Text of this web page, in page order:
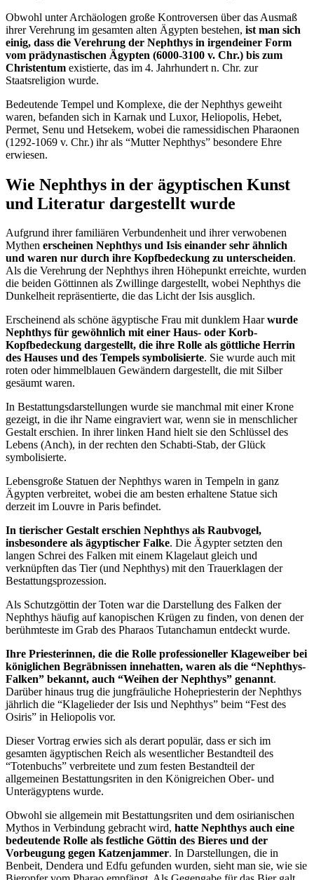
Obwohl unter Archäologen große Kontroversen über das Ausmaß
ihrer Verehrung im gesamten alten Ägypten bestehen, ist man sich
einig, dass die Verehrung der Nephthys in irgendeiner Form
vom prädynastischen Ägypten (6000-3100 v. Chr.) bis zum
Christentum existierte, das im 4. Jahrhundert n. Chr. zur
Staatsreligion wurde.
Bedeutende Tempel und Komplexe, die der Nephthys geweiht
waren, befanden sich in Karnak und Luxor, Heliopolis, Hebet,
Permet, Senu und Hetsekem, wobei die ramessidischen Pharaonen
(1292-1069 v. Chr.) ihr als “Mutter Nephthys” besondere Ehre
erwiesen.
Wie Nephthys in der ägyptischen Kunst
und Literatur dargestellt wurde
Aufgrund ihrer familiären Verbundenheit und ihrer verwobenen
Mythen erscheinen Nephthys und Isis einander sehr ähnlich
und waren nur durch ihre Kopfbedeckung zu unterscheiden.
Als die Verehrung der Nephthys ihren Höhepunkt erreichte, wurden
die beiden Göttinnen als Zwillinge dargestellt, wobei Nephthys die
Dunkelheit repräsentierte, die das Licht der Isis ausglich.
Erscheinend als schöne ägyptische Frau mit dunklem Haarwurde
Nephthys für gewöhnlich mit einer Haus- oder Korb-
Kopfbedeckung dargestellt, die ihre Rolle als göttliche Herrin
des Hauses und des Tempels symbolisierte. Sie wurde auch mit
roten oder himmelblauen Gewändern dargestellt, die mit Silber
gesäumt waren.
In Bestattungsdarstellungen wurde sie manchmal mit einer Krone
gezeigt, in die ihr Name eingraviert war, wenn sie in menschlicher
Gestalt erschien. In ihrer linken Hand hielt sie den Schlüssel des
Lebens (Anch), in der rechten den Schabti-Stab, der Glück
symbolisierte.
Lebensgroße Statuen der Nephthys waren in Tempeln in ganz
Ägypten verbreitet, wobei die am besten erhaltene Statue sich
derzeit im Louvre in Paris befindet.
In tierischer Gestalt erschien Nephthys als Raubvogel,
insbesondere als ägyptischer Falke. Die Ägypter setzten den
langen Schrei des Falken mit einem Klagelaut gleich und
verknüpften das Tier (und Nephthys) mit den Trauerklagen der
Bestattungsprozession.
Als Schutzgöttin der Toten war die Darstellung des Falken der
Nephthys häufig auf kanopischen Krügen zu finden, von denen der
berühmteste im Grab des Pharaos Tutanchamun entdeckt wurde.
Ihre Priesterinnen, die die Rolle professioneller Klageweiber bei
königlichen Begräbnissen innehatten, waren als die “Nephthys-
Falken” bekannt, auch “Weihen der Nephthys” genannt.
Darüber hinaus trug die jungfräuliche Hohepriesterin der Nephthys
jährlich die “Klagelieder der Isis und Nephthys” beim “Fest des
Osiris” in Heliopolis vor.
Dieser Vortrag erwies sich als derart populär, dass er sich im
gesamten ägyptischen Reich als wesentlicher Bestandteil des
“Totenbuchs” verbreitete und zum festen Bestandteil der
allgemeinen Bestattungsriten in den Königreichen Ober- und
Unterägyptens wurde.
Obwohl sie allgemein mit Bestattungsriten und dem osirianischen
Mythos in Verbindung gebracht wird, hatte Nephthys auch eine
bedeutende Rolle als festliche Göttin des Bieres und der
Vorbeugung gegen Katzenjammer. In Darstellungen, die in
Benbeit, Dendera und Edfu gefunden wurden, sieht man sie, wie sie